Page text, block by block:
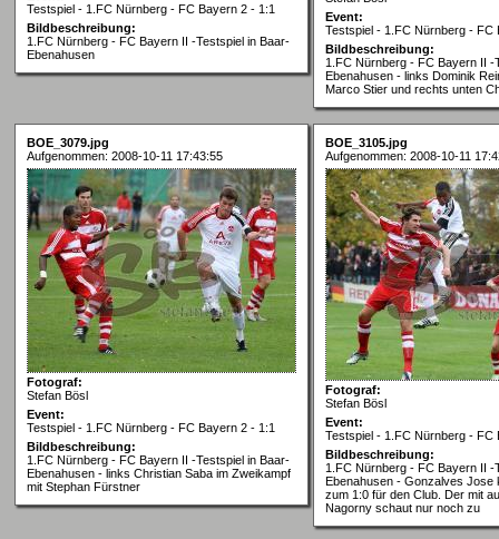
Testspiel - 1.FC Nürnberg - FC Bayern 2 - 1:1
Bildbeschreibung:
1.FC Nürnberg - FC Bayern II -Testspiel in Baar-
Ebenahusen
Event:
Testspiel - 1.FC Nürnberg - FC
Bildbeschreibung:
1.FC Nürnberg - FC Bayern II -
Ebenahusen - links Dominik
Marco Stier und rechts unten
BOE_3079.jpg
Aufgenommen: 2008-10-11 17:43:55
Fotograf:
Stefan Bösl
Event:
Testspiel - 1.FC Nürnberg - FC Bayern 2 - 1:1
Bildbeschreibung:
1.FC Nürnberg - FC Bayern II -Testspiel in Baar-
Ebenahusen - links Christian Saba im Zweikampf
mit Stephan Fürstner
BOE_3105.jpg
Aufgenommen: 2008-10-11
Fotograf:
Stefan Bösl
Event:
Testspiel - 1.FC Nürnberg - FC
Bildbeschreibung:
1.FC Nürnberg - FC Bayern II -
Ebenahusen - Gonzalves Jose
zum 1:0 für den Club. Der mit
Nagorny schaut nur noch zu